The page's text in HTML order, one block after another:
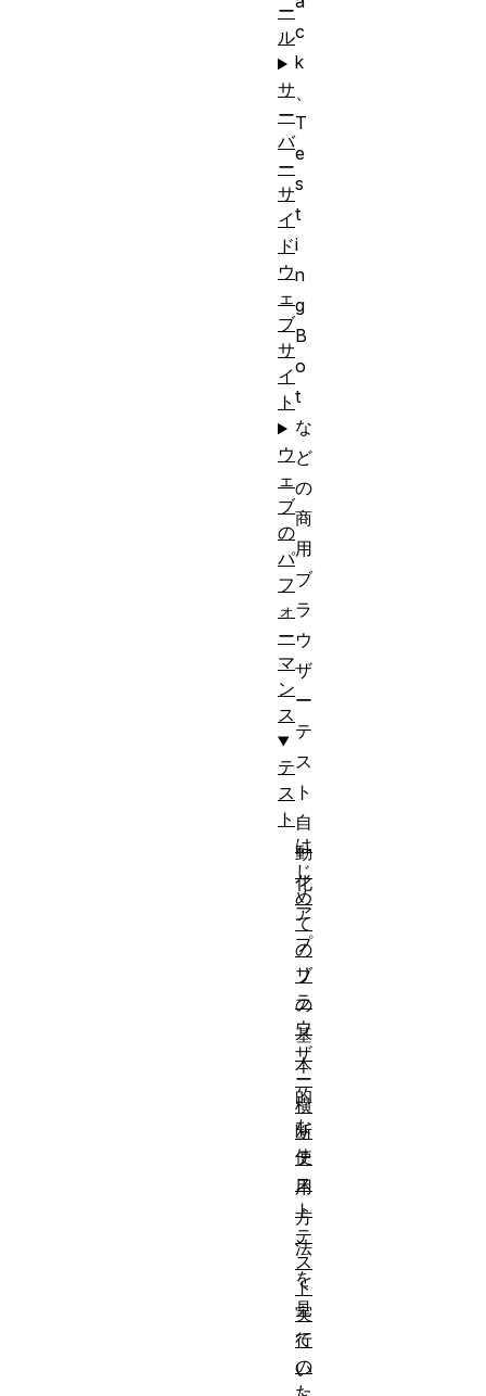
c
k
T
e
s
t
i
n
g
B
o
t
な
ど
の
商
用
ブ
ラ
ウ
ザ
ー
テ
ス
ト
自
動
化
ア
プ
リ
の
基
本
的
な
使
用
方
法
を
見
て
い
ー
ル
サ
ー
バ
ー
サ
イ
ド
ウ
ェ
ブ
サ
イ
ト
ウ
ェ
ブ
の
パ
フ
ォ
ー
マ
ン
ス
テ
ス
ト
は
じ
め
て
の
ブ
ラ
ウ
ザ
ー
横
断
テ
ス
ト
テ
ス
ト
実
行
の